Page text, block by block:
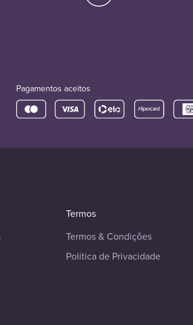
Pagamentos aceitos
Termos
Termos & Condições
Política de Privacidade